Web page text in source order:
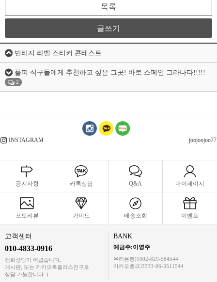
목록
글쓰기
빈티지 라벨 스티커 콘테스트
플피 식구들에게 추천하고 싶은 그곳! 바로 스페인 그라나다!!!!!
2
INSTAGRAM joojoojoo77
공지사항 카톡상담 Q&A 마이페이지
포토리뷰 가이드 배송조회 이벤트
고객센터
010-4833-0916
전화상담이 어렵습니다,
게시판, 또는 카카오톡플러스친구로
상담 가능합니다 :)
BANK
예금주:이영주
우리은행)1002-829-584544
카카오뱅크)3333-06-3511544